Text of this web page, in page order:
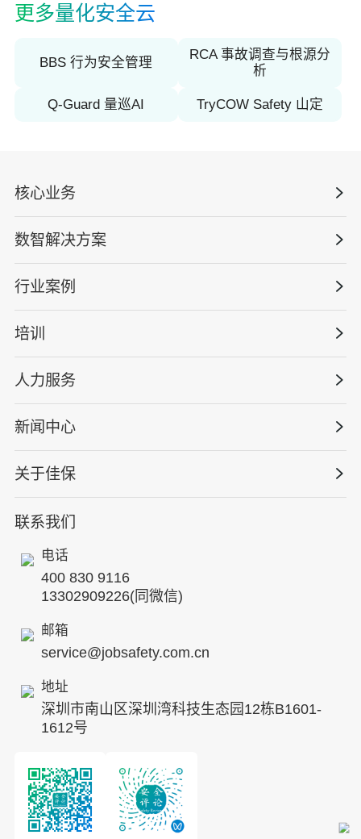
更多量化安全云
BBS 行为安全管理
RCA 事故调查与根源分
析
Q-Guard 量巡AI TryCOW Safety 山定
联系我们
电话
400 830 9116
13302909226(同微信)
邮箱
service@jobsafety.com.cn
地址
深圳市南山区深圳湾科技生态园12栋B1601-
1612号
核心业务
数智安全科技
安全战略咨询
管理体系建设
安全技能提升
工程安全服务
巡查监督审计
HSE专家服务
数智解决方案
量化安全云
智慧化系统
智能终端
行业案例
政府安全监管
工程建设/地产物业
能源电力
仓储物流
水利水务
核电工程与运营
其他案例
培训
版权安全课程
行业定制课程
资质与专业技能版权课
国际证书课程
人力服务
高薪岗位
HSE 专家服务
人力资源服务
新闻中心
公司新闻
蛇口安全论坛
关于佳保
公司简介
企业文化
专家团队
发展历程
招贤纳士
ESG
8S安全服务联盟
投资者关系